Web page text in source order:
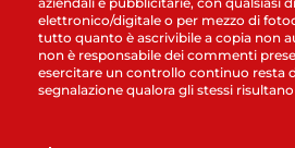
elettronico/digitale o per mezzo di
tutto quanto è ascrivibile a copia non
non è responsabile dei commenti
esercitare un controllo continuo resta
segnalazione qualora gli stessi